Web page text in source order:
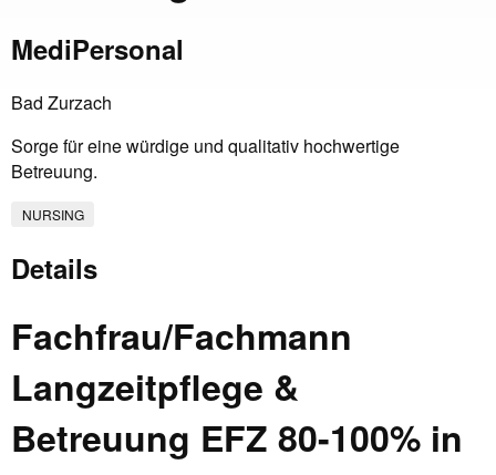
MediPersonal
Bad Zurzach
Sorge für eine würdige und qualitativ hochwertige
Betreuung.
NURSING
Details
Fachfrau/Fachmann
Langzeitpflege &
Betreuung EFZ 80-100% in